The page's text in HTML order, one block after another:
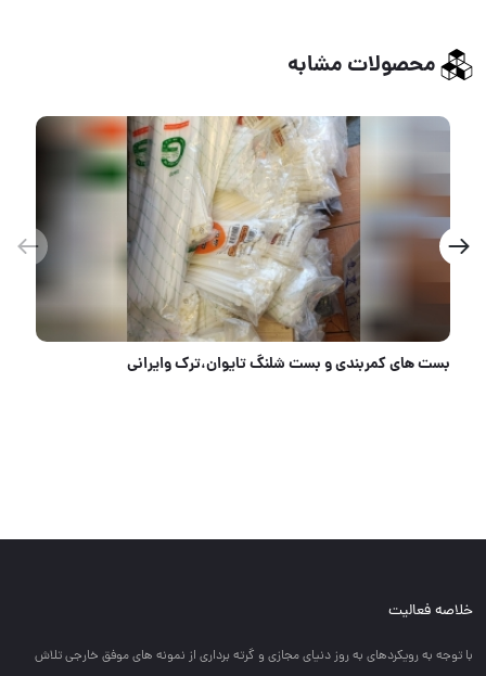
محصولات مشابه
تایوان،ترک وایرانی هوالرزاق
خلاصه فعالیت
با توجه به رويكردهاي به روز دنياي مجازي و گرته برداري از نمونه هاي موفق خارجي تلاش